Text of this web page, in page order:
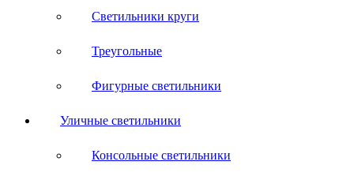
Светильники круги
Треугольные
Фигурные светильники
Уличные светильники
Консольные светильники